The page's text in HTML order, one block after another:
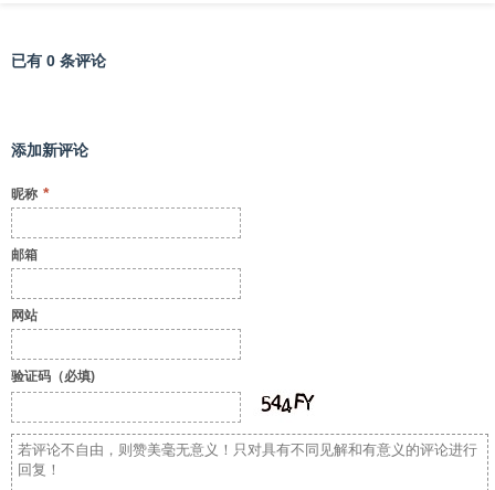
已有 0 条评论
添加新评论
昵称 *
邮箱
网站
验证码（必填)